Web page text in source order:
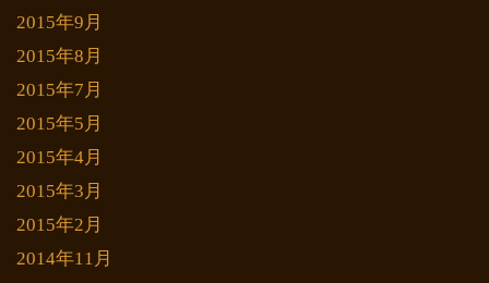
2015年9月
2015年8月
2015年7月
2015年5月
2015年4月
2015年3月
2015年2月
2014年11月